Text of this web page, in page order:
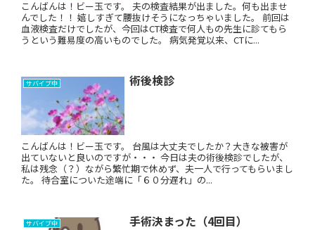
こんばんは！ビー玉です。 夫の検査結果が出ました。何も出ませ
んでした！！ 嬉しすぎて腰抜けそうになっちゃいました。 前回は
血液検査だけでしたが、今回はCT検査で何人もの先生に診てもら
うという難易度の高いものでした。 病気発覚以来、CTに...
サバイブ中 術後検診
こんばんは！ビー玉です。 台風は大丈夫でしたか？大きな被害が
出ていないと良いのですが・・・ 今日は夫の術後検診でしたが、
私は残念（？）ながら繁忙期で休めず、夫一人で行ってもらいまし
た。 待合室についた途端に「６０分遅れ」の...
サバイブ中 手術決まった（4回目）